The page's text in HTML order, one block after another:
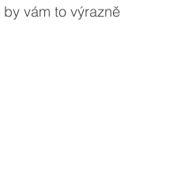
vám to výrazně